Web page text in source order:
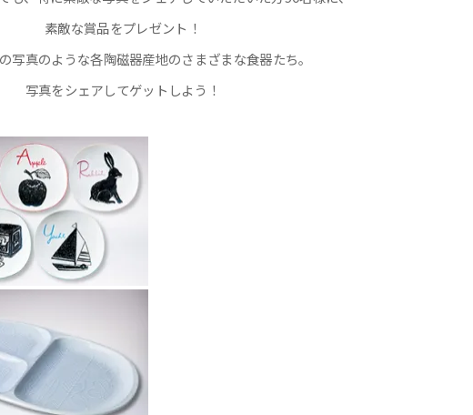
素敵な賞品をプレゼント！
写真のような各陶磁器産地のさまざまな食器たち。
写真をシェアしてゲットしよう！